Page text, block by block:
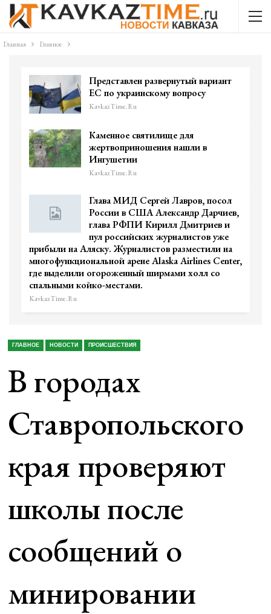
Главная Главное
Представлен развернутый вариант
ЕС по украинскому вопросу
KavkazTime.ru
Каменное святилище для
жертвоприношения нашли в
Ингушетии
KavkazTime.ru
Глава МИД Сергей Лавров, посол
России в США Александр Дарчиев,
глава РФПИ Кирилл Дмитриев и
пул российских журналистов уже
прибыли на Аляску. Журналистов разместили на
многофункциональной арене Alaska Airlines Center,
где выделили огороженный ширмами холл со
спальными койко-местами.
KavkazTime.ru
ГЛАВНОЕ НОВОСТИ ПРОИСШЕСТВИЯ
В городах
Ставропольского
края проверяют
школы после
сообщений о
минировании